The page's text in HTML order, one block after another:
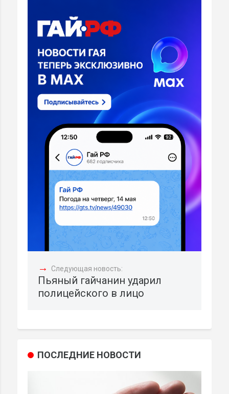
→ Следующая новость:
Пьяный гайчанин ударил
полицейского в лицо
ПОСЛЕДНИЕ НОВОСТИ